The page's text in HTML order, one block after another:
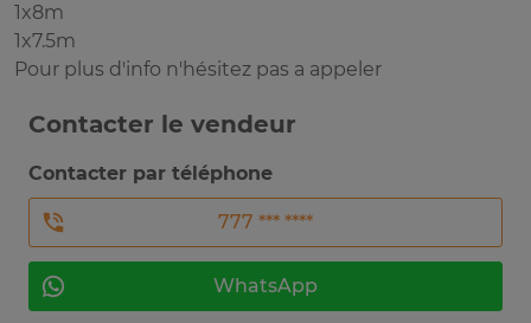
1x8m
1x7.5m
Pour plus d'info n'hésitez pas a appeler
Contacter le vendeur
Contacter par téléphone
777 *** ****
WhatsApp